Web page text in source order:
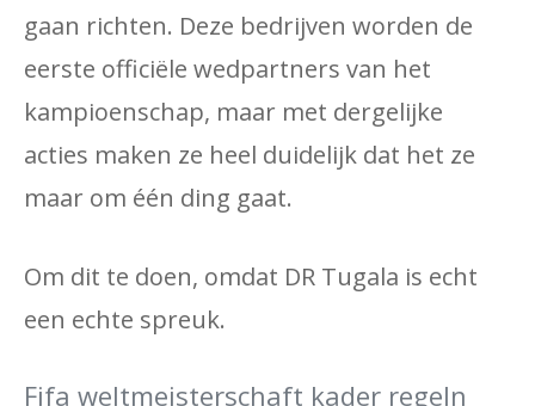
gaan richten. Deze bedrijven worden de
eerste officiële wedpartners van het
kampioenschap, maar met dergelijke
acties maken ze heel duidelijk dat het ze
maar om één ding gaat.
Om dit te doen, omdat DR Tugala is echt
een echte spreuk.
Fifa weltmeisterschaft kader regeln